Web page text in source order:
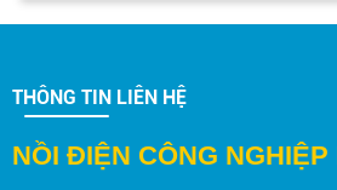
THÔNG TIN LIÊN HỆ
NỒI ĐIỆN CÔNG